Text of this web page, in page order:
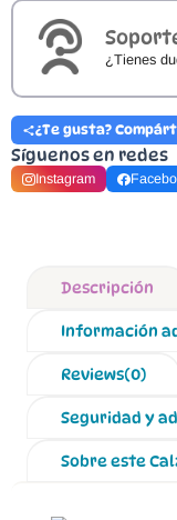
¿Tienes
¿Te gusta?
Síguenos en redes
Instagram
Descripción
Información
Reviews(0)
Seguridad y
Sobre este